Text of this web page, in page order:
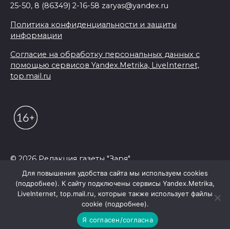
25-50, 8 (86349) 2-16-58 zaryas@yandex.ru
Политика конфиденциальности и защиты
информации
Согласие на обработку персональных данных с
помощью сервисов Yandex.Metrika, LiveInternet,
top.mail.ru
© 2026 Редакция газеты "Заря"
Для повышения удобства сайта мы используем cookies
(подробнее). К сайту подключены сервисы Yandex.Metrika,
LiveInternet, top.mail.ru, которые также использует файлы
cookie (подробнее).
Я согласен/согласна